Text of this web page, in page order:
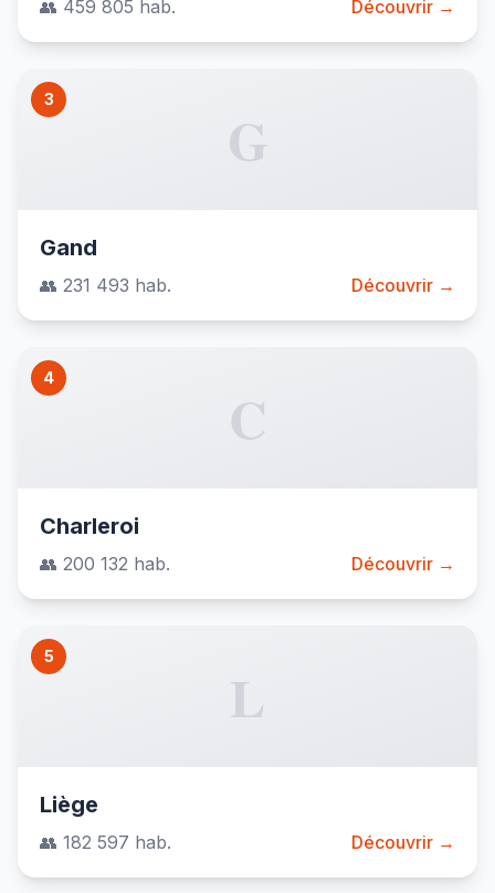
👥 459 805 hab. Découvrir →
3
G
Gand
👥 231 493 hab. Découvrir →
4
C
Charleroi
👥 200 132 hab. Découvrir →
5
L
Liège
👥 182 597 hab. Découvrir →